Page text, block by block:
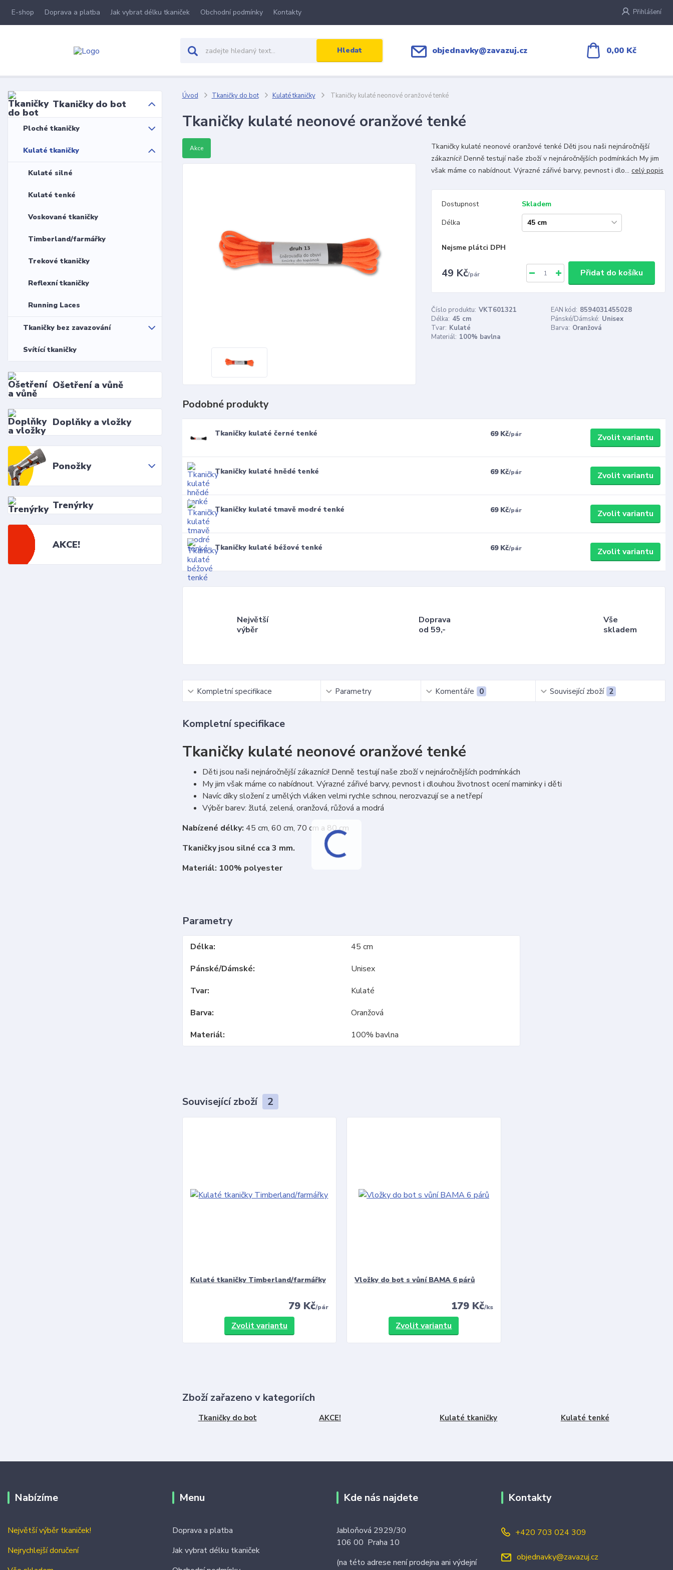
E-shop Doprava a platba Jak vybrat délku tkaniček Obchodní podmínky Kontakty Přihlášení
Hledat objednavky@zavazuj.cz 0,00 Kč
Tkaničky do bot
Ploché tkaničky
Kulaté tkaničky
Kulaté silné
Kulaté tenké
Voskované tkaničky
Timberland/farmářky
Trekové tkaničky
Reflexní tkaničky
Running Laces
Tkaničky bez zavazování
Svítící tkaničky
Ošetření a vůně
Doplňky a vložky
Ponožky
Trenýrky
AKCE!
Úvod Tkaničky do bot Kulaté tkaničky Tkaničky kulaté neonové oranžové tenké
Tkaničky kulaté neonové oranžové tenké
Akce
Tkaničky kulaté neonové oranžové tenké Děti jsou naši nejnáročnější
zákazníci! Denně testují naše zboží v nejnáročnějších podmínkách My jim
však máme co nabídnout. Výrazné zářivé barvy, pevnost i dlo...celý popis
Dostupnost
Skladem
Délka
Nejsme plátci DPH
49 Kč/pár Přidat do košíku
Číslo produktu: VKT601321 EAN kód: 8594031455028
Délka: 45 cm Pánské/Dámské: Unisex
Tvar: Kulaté Barva: Oranžová
Materiál: 100% bavlna
Podobné produkty
Tkaničky kulaté černé tenké 69 Kč/pár Zvolit variantu
Tkaničky kulaté hnědé tenké 69 Kč/pár Zvolit variantu
Tkaničky kulaté tmavě modré tenké 69 Kč/pár Zvolit variantu
Tkaničky kulaté béžové tenké 69 Kč/pár Zvolit variantu
Největší
výběr
Doprava
od 59,-
Vše
skladem
Kompletní specifikace Parametry Komentáře 0 Související zboží 2
Kompletní specifikace
Tkaničky kulaté neonové oranžové tenké
Děti jsou naši nejnáročnější zákazníci! Denně testují naše zboží v nejnáročnějších podmínkách
My jim však máme co nabídnout. Výrazné zářivé barvy, pevnost i dlouhou životnost ocení maminky i děti
Navíc díky složení z umělých vláken velmi rychle schnou, nerozvazují se a netřepí
Výběr barev: žlutá, zelená, oranžová, růžová a modrá
Nabízené délky: 45 cm, 60 cm, 70 cm a 80 cm
Tkaničky jsou silné cca 3 mm.
Materiál: 100% polyester
Parametry
Délka
45 cm
Pánské/Dámské
Unisex
Tvar
Kulaté
Barva
Oranžová
Materiál
100% bavlna
Související zboží 2
Kulaté tkaničky Timberland/farmářky
79 Kč/pár
Zvolit variantu
Vložky do bot s vůní BAMA 6 párů
179 Kč/ks
Zvolit variantu
Zboží zařazeno v kategoriích
Tkaničky do bot AKCE! Kulaté tkaničky Kulaté tenké
Nabízíme
Největší výběr tkaniček!
Nejrychlejší doručení
Menu
Doprava a platba
Jak vybrat délku tkaniček
Kde nás najdete
Jabloňová 2929/30
106 00 Praha 10
(na této adrese není prodejna ani výdejní
Kontakty
+420 703 024 309
objednavky@zavazuj.cz